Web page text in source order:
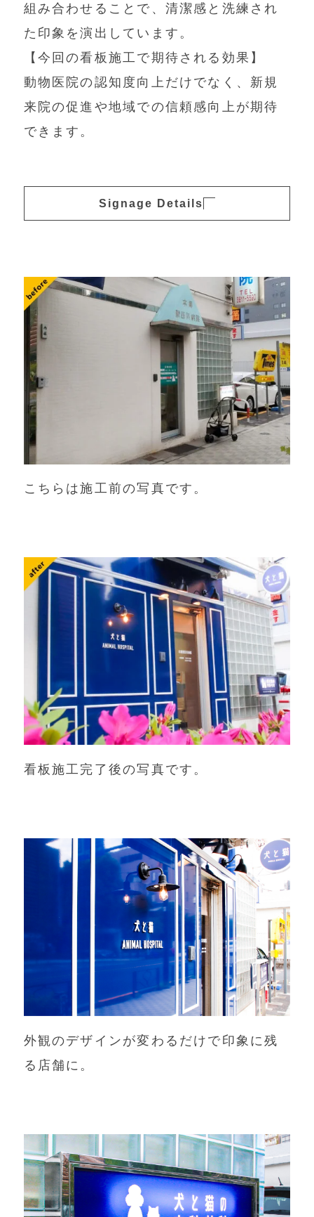
Signage Details
組み合わせることで、清潔感と洗練され
た印象を演出しています。
【今回の看板施工で期待される効果】
動物医院の認知度向上だけでなく、新規
来院の促進や地域での信頼感向上が期待
できます。
こちらは施工前の写真です。
看板施工完了後の写真です。
外観のデザインが変わるだけで印象に残
る店舗に。